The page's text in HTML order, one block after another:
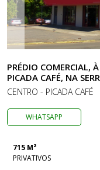
PRÉDIO COMERCIAL,
PICADA CAFÉ, NA
CENTRO - PICADA CAFÉ
WHATSAPP
715 M²
PRIVATIVOS